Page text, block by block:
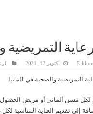
التمريضية
أكتوبر 13, 2021
التمريضية والصحية في المانيا
مسن ألماني أو مريض الحصول
إلى تقديم العناية المناسبة